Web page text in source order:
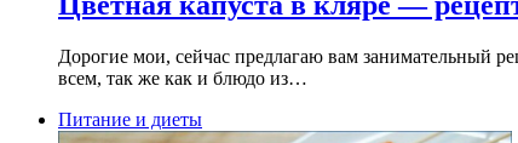
Дорогие мои, сейчас предлагаю вам занимательный
всем, так же как и блюдо из…
Питание и диеты